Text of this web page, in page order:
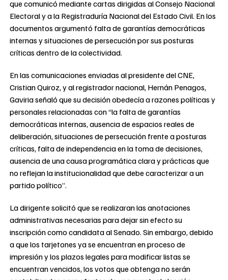
que comunicó mediante cartas dirigidas al Consejo Nacional
Electoral y a la Registraduría Nacional del Estado Civil. En los
documentos argumentó falta de garantías democráticas
internas y situaciones de persecución por sus posturas
críticas dentro de la colectividad.
En las comunicaciones enviadas al presidente del CNE,
Cristian Quiroz, y al registrador nacional, Hernán Penagos,
Gaviria señaló que su decisión obedecía a razones políticas y
personales relacionadas con “la falta de garantías
democráticas internas, ausencia de espacios reales de
deliberación, situaciones de persecución frente a posturas
críticas, falta de independencia en la toma de decisiones,
ausencia de una causa programática clara y prácticas que
no reflejan la institucionalidad que debe caracterizar a un
partido político”.
La dirigente solicitó que se realizaran las anotaciones
administrativas necesarias para dejar sin efecto su
inscripción como candidata al Senado. Sin embargo, debido
a que los tarjetones ya se encuentran en proceso de
impresión y los plazos legales para modificar listas se
encuentran vencidos, los votos que obtenga no serán